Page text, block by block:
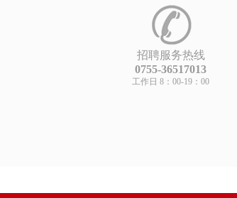
招聘服务热线
0755-36517013
工作日 8：00-19：00